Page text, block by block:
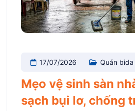
17/07/2026 Quán bida
Mẹo vệ sinh sàn
sạch bụi lơ, chống